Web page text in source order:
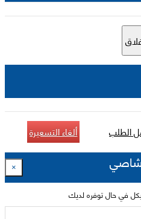
الطلب ألغاء التسعيرة
×
في حال توفره لديك